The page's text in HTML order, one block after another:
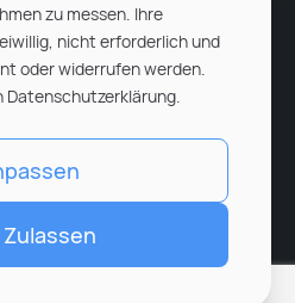
zu messen. Ihre
nicht erforderlich und
oder widerrufen werden.
Datenschutzerklärung.